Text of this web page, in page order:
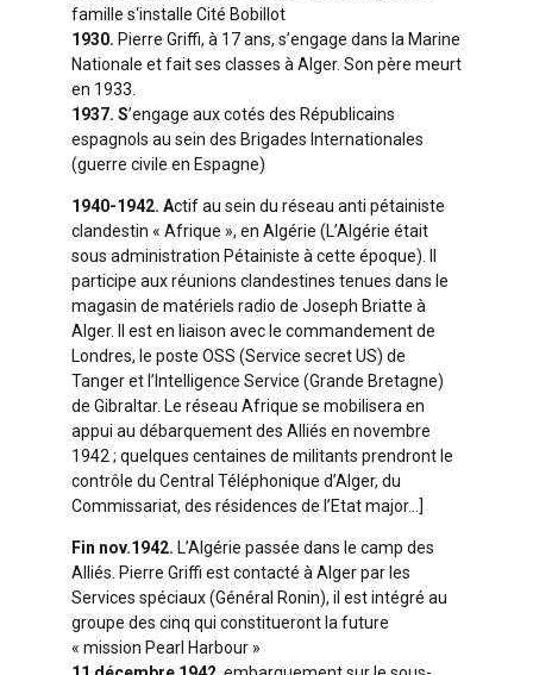
famille s‘installe Cité Bobillot
1930. Pierre Griffi, à 17 ans, s’engage dans la Marine
Nationale et fait ses classes à Alger. Son père meurt
en 1933.
1937. S’engage aux cotés des Républicains
espagnols au sein des Brigades Internationales
(guerre civile en Espagne)
1940-1942. Actif au sein du réseau anti pétainiste
clandestin « Afrique », en Algérie (L’Algérie était
sous administration Pétainiste à cette époque). Il
participe aux réunions clandestines tenues dans le
magasin de matériels radio de Joseph Briatte à
Alger. Il est en liaison avec le commandement de
Londres, le poste OSS (Service secret US) de
Tanger et l’Intelligence Service (Grande Bretagne)
de Gibraltar. Le réseau Afrique se mobilisera en
appui au débarquement des Alliés en novembre
1942 ; quelques centaines de militants prendront le
contrôle du Central Téléphonique d’Alger, du
Commissariat, des résidences de l’Etat major…]
Fin nov.1942. L’Algérie passée dans le camp des
Alliés. Pierre Griffi estcontacté à Alger par les
Services spéciaux (Général Ronin), il est intégré au
groupe des cinq qui constitueront la future
« mission Pearl Harbour »